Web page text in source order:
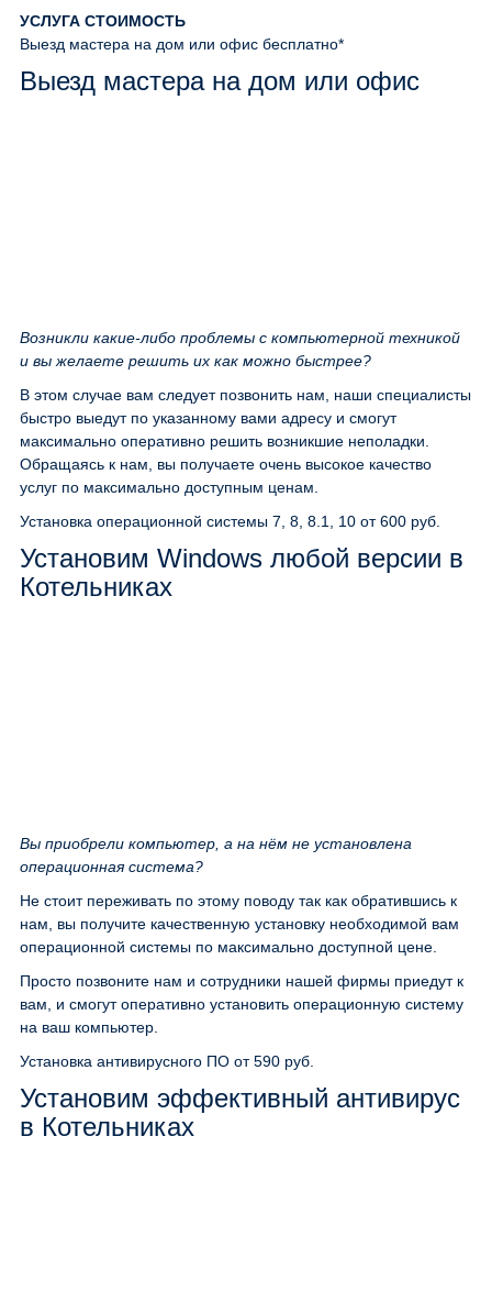
УСЛУГА СТОИМОСТЬ
Выезд мастера на дом или офис бесплатно*
Выезд мастера на дом или офис
Возникли какие-либо проблемы с компьютерной техникой
и вы желаете решить их как можно быстрее?
В этом случае вам следует позвонить нам, наши специалисты
быстро выедут по указанному вами адресу и смогут
максимально оперативно решить возникшие неполадки.
Обращаясь к нам, вы получаете очень высокое качество
услуг по максимально доступным ценам.
Установка операционной системы 7, 8, 8.1, 10 от 600 руб.
Установим Windows любой версии в
Котельниках
Вы приобрели компьютер, а на нём не установлена
операционная система?
Не стоит переживать по этому поводу так как обратившись к
нам, вы получите качественную установку необходимой вам
операционной системы по максимально доступной цене.
Просто позвоните нам и сотрудники нашей фирмы приедут к
вам, и смогут оперативно установить операционную систему
на ваш компьютер.
Установка антивирусного ПО от 590 руб.
Установим эффективный антивирус
в Котельниках